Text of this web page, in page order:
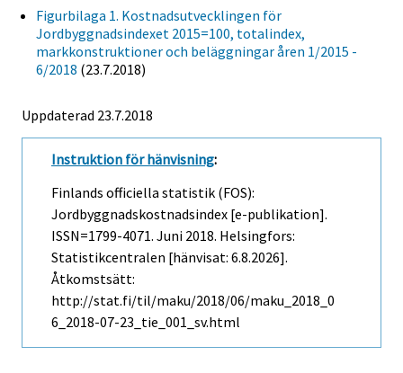
Figurbilaga 1. Kostnadsutvecklingen för
Jordbyggnadsindexet 2015=100, totalindex,
markkonstruktioner och beläggningar åren 1/2015 -
6/2018 (23.7.2018)
Uppdaterad 23.7.2018
Instruktion för hänvisning:
Finlands officiella statistik (FOS):
Jordbyggnadskostnadsindex [e-publikation].
ISSN=1799-4071. Juni 2018. Helsingfors:
Statistikcentralen [hänvisat: 6.8.2026].
Åtkomstsätt:
http://stat.fi/til/maku/2018/06/maku_2018_0
6_2018-07-23_tie_001_sv.html